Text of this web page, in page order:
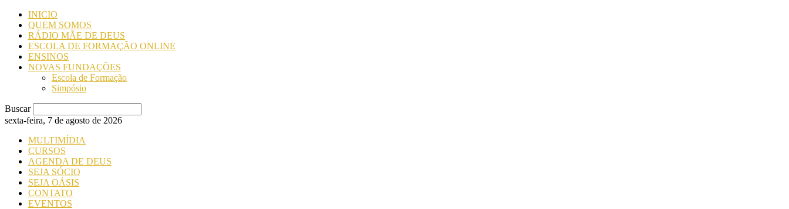
INICIO
QUEM SOMOS
RÁDIO MÃE DE DEUS
ESCOLA DE FORMAÇÃO ONLINE
ENSINOS
NOVAS FUNDAÇÕES
Escola de Formação
Simpósio
Buscar
sexta-feira, 7 de agosto de 2026
MULTIMÍDIA
CURSOS
AGENDA DE DEUS
SEJA SÓCIO
SEJA OÁSIS
CONTATO
EVENTOS